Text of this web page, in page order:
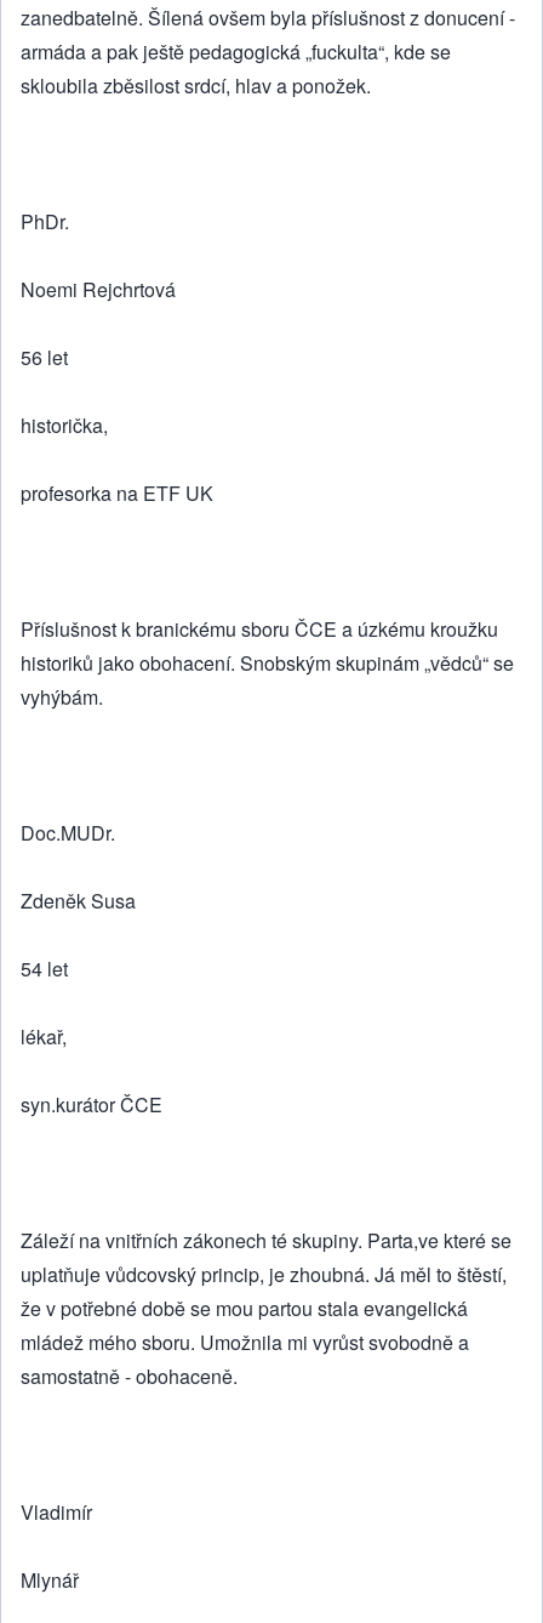
zanedbatelně. Šílená ovšem byla příslušnost z donucení -
armáda a pak ještě pedagogická „fuckulta“, kde se
skloubila zběsilost srdcí, hlav a ponožek.
PhDr.
Noemi Rejchrtová
56 let
historička,
profesorka na ETF UK
Příslušnost k branickému sboru ČCE a úzkému kroužku
historiků jako obohacení. Snobským skupinám „vědců“ se
vyhýbám.
Doc.MUDr.
Zdeněk Susa
54 let
lékař,
syn.kurátor ČCE
Záleží na vnitřních zákonech té skupiny. Parta,ve které se
uplatňuje vůdcovský princip, je zhoubná. Já měl to štěstí,
že v potřebné době se mou partou stala evangelická
mládež mého sboru. Umožnila mi vyrůst svobodně a
samostatně - obohaceně.
Vladimír
Mlynář